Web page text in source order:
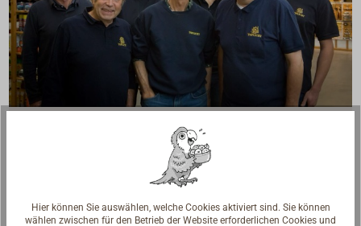
Reden Sie mit Handwerkern, Bootsbauern und
Seglerinnen. Wir verstehen Ihre Fragen und geben die
Experten kontaktieren
Hier können Sie auswählen, welche Cookies aktiviert sind. Sie können
wählen zwischen für den Betrieb der Website erforderlichen Cookies und